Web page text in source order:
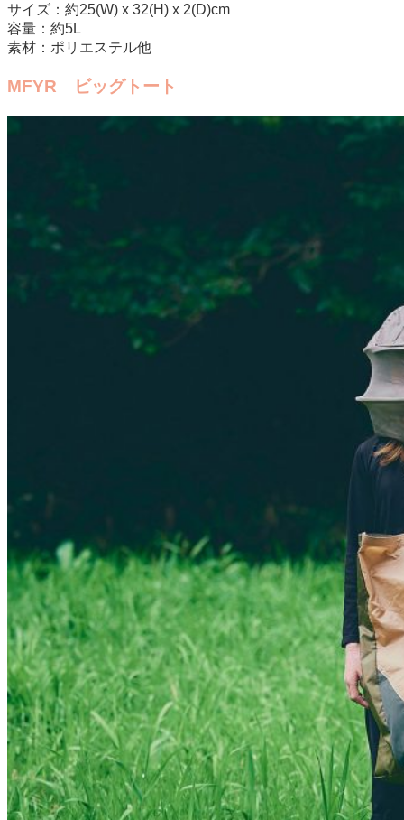
サイズ：約25(W) x 32(H) x 2(D)cm
容量：約5L
素材：ポリエステル他
MFYR ビッグトート